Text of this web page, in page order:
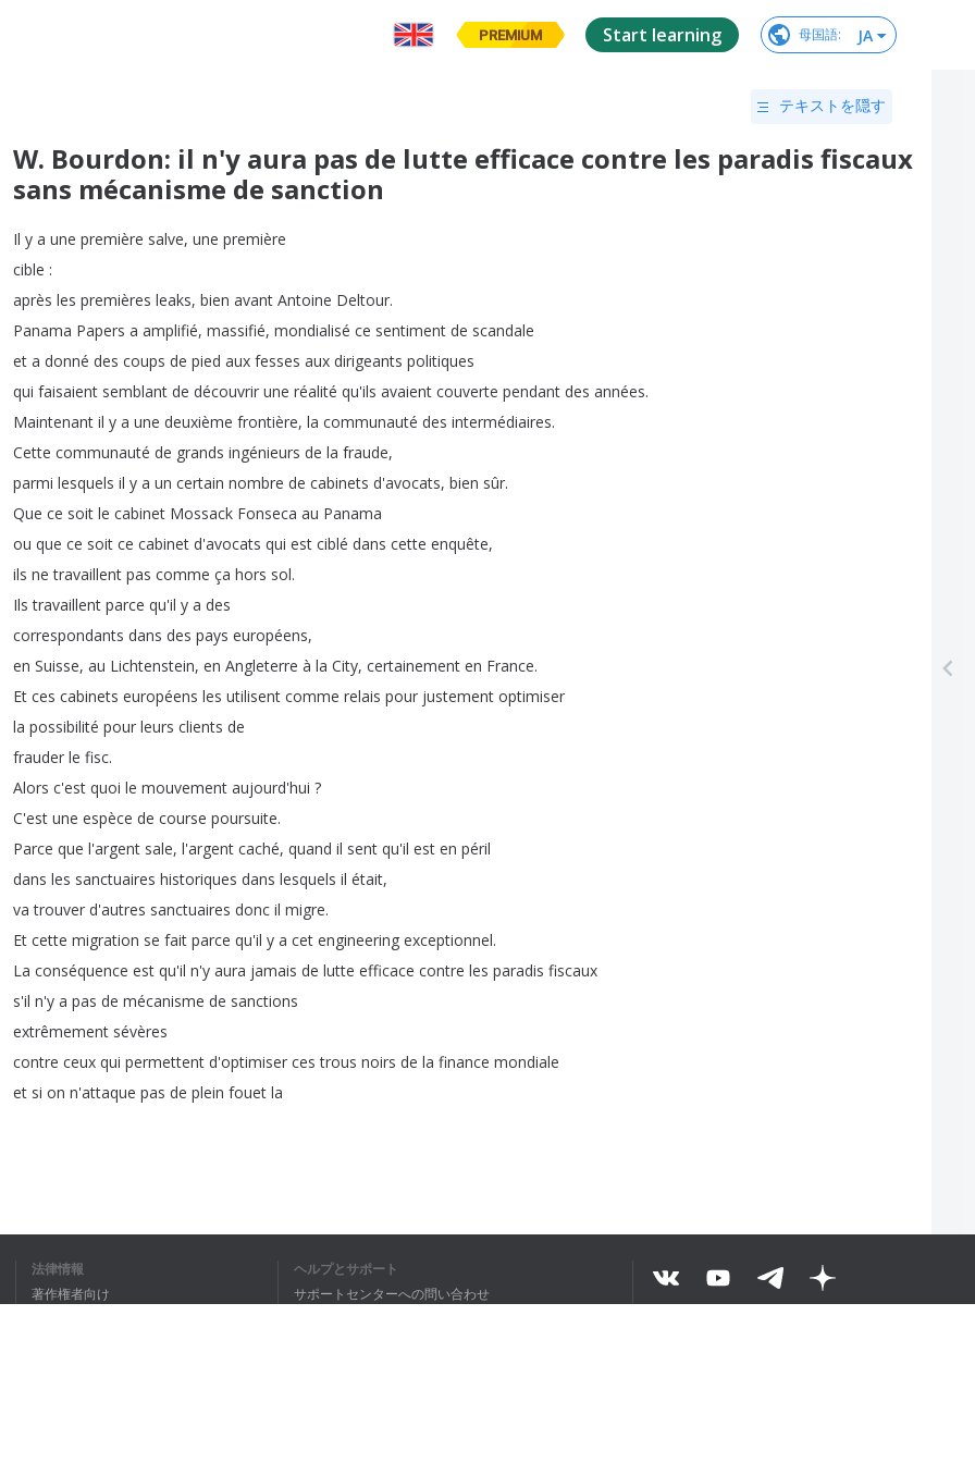
PREMIUM Start learning 母国語: JA
テキストを隠す
W. Bourdon: il n'y aura pas de lutte efficace contre les paradis fiscaux
sans mécanisme de sanction
Il y a une première salve, une première
cible :
après les premières leaks, bien avant Antoine Deltour.
Panama Papers a amplifié, massifié, mondialisé ce sentiment de scandale
et a donné des coups de pied aux fesses aux dirigeants politiques
qui faisaient semblant de découvrir une réalité qu'ils avaient couverte pendant des années.
Maintenant il y a une deuxième frontière, la communauté des intermédiaires.
Cette communauté de grands ingénieurs de la fraude,
parmi lesquels il y a un certain nombre de cabinets d'avocats, bien sûr.
Que ce soit le cabinet Mossack Fonseca au Panama
ou que ce soit ce cabinet d'avocats qui est ciblé dans cette enquête,
ils ne travaillent pas comme ça hors sol.
Ils travaillent parce qu'il y a des
correspondants dans des pays européens,
en Suisse, au Lichtenstein, en Angleterre à la City, certainement en France.
Et ces cabinets européens les utilisent comme relais pour justement optimiser
la possibilité pour leurs clients de
frauder le fisc.
Alors c'est quoi le mouvement aujourd'hui ?
C'est une espèce de course poursuite.
Parce que l'argent sale, l'argent caché, quand il sent qu'il est en péril
dans les sanctuaires historiques dans lesquels il était,
va trouver d'autres sanctuaires donc il migre.
Et cette migration se fait parce qu'il y a cet engineering exceptionnel.
La conséquence est qu'il n'y aura jamais de lutte efficace contre les paradis fiscaux
s'il n'y a pas de mécanisme de sanctions
extrêmement sévères
contre ceux qui permettent d'optimiser ces trous noirs de la finance mondiale
et si on n'attaque pas de plein fouet la
私は全文理解した
法律情報
著作権者向け
ヘルプとサポート
サポートセンターへの問い合わせ